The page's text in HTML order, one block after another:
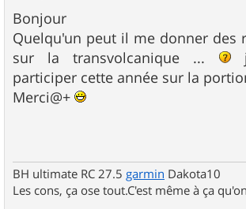
s
s
a
g
e
Bonjour
Quelqu'un peut il me donner des
sur la transvolcanique ...
participer cette année sur la
Merci@+
BH ultimate RC 27.5 garmin Dakota10
Les cons, ça ose tout.C'est même à ça